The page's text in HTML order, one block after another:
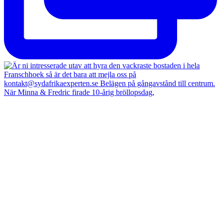
När Minna & Fredric firade 10-årig bröllopsdag,